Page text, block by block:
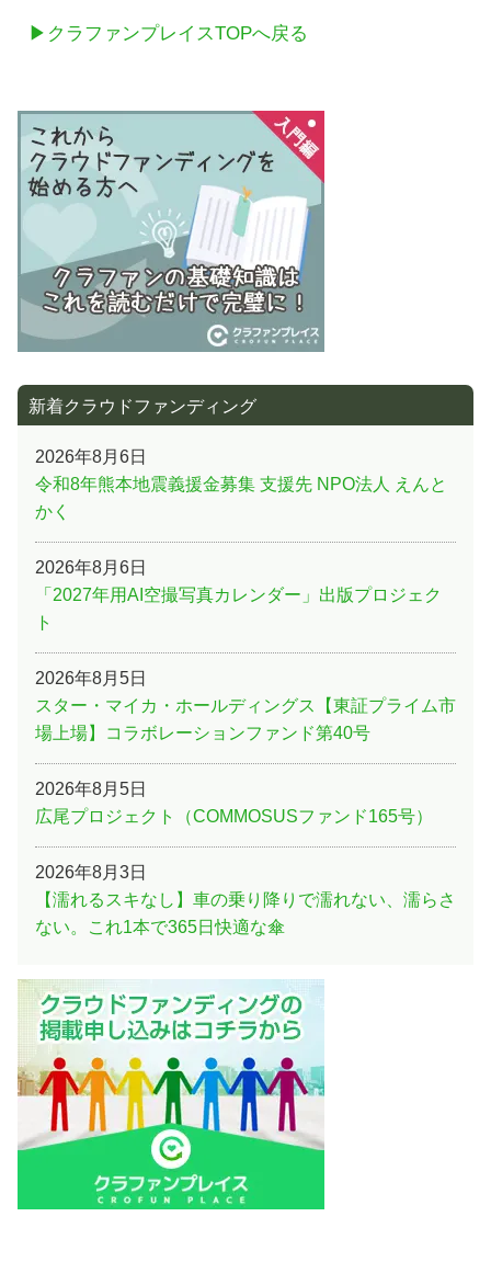
▶クラファンプレイスTOPへ戻る
新着クラウドファンディング
2026年8月6日
令和8年熊本地震義援金募集 支援先 NPO法人 えんと
かく
2026年8月6日
「2027年用AI空撮写真カレンダー」出版プロジェク
ト
2026年8月5日
スター・マイカ・ホールディングス【東証プライム市
場上場】コラボレーションファンド第40号
2026年8月5日
広尾プロジェクト（COMMOSUSファンド165号）
2026年8月3日
【濡れるスキなし】車の乗り降りで濡れない、濡らさ
ない。これ1本で365日快適な傘